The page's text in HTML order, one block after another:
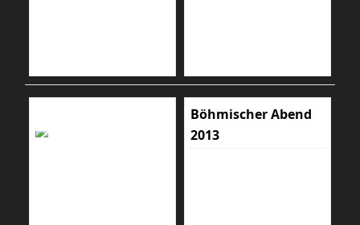
Böhmischer Abend
2013